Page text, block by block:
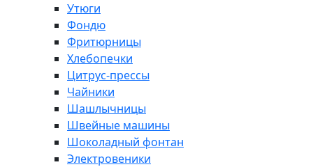
Утюги
Фондю
Фритюрницы
Хлебопечки
Цитрус-прессы
Чайники
Шашлычницы
Швейные машины
Шоколадный фонтан
Электровеники